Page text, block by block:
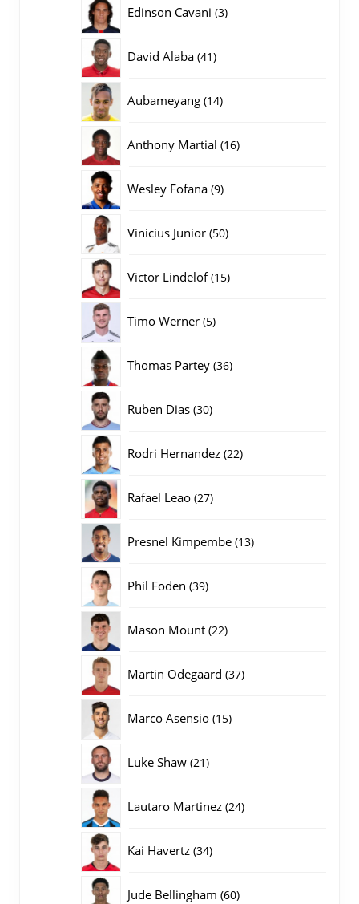
Edinson Cavani 33
David Alaba 4141
Aubameyang 1414
Anthony Martial 1616
Wesley Fofana 99
Vinicius Junior 5050
Victor Lindelof 1515
Timo Werner 55
Thomas Partey 3636
Ruben Dias 3030
Rodri Hernandez 2222
Rafael Leao 2727
Presnel Kimpembe 1313
Phil Foden 3939
Mason Mount 2222
Martin Odegaard 3737
Marco Asensio 1515
Luke Shaw 2121
Lautaro Martinez 2424
Kai Havertz 3434
Jude Bellingham 6060